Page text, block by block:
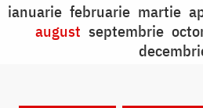
ianuarie februarie martie
august septembrie